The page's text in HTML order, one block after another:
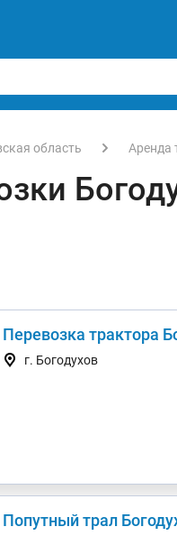
область Аренда
Перевозка трактора
г. Богодухов
Попутный трал